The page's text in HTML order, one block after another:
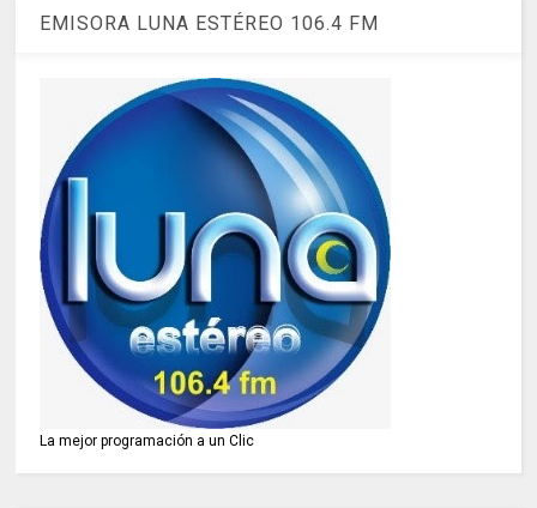
EMISORA LUNA ESTÉREO 106.4 FM
La mejor programación a un Clic